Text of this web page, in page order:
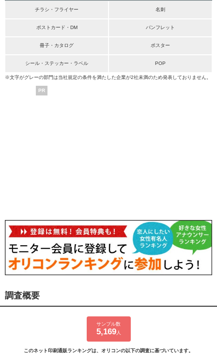
チラシ・フライヤー 名刺
ポストカード・DM パンフレット
冊子・カタログ ポスター
シール・ステッカー・ラベル POP
※文字がグレーの部門は当社規定の条件を満たした企業が2社未満のため発表しておりません。
PR
調査概要
サンプル数
5,169人
このネット印刷通販ランキングは、オリコンの以下の調査に基づいています。